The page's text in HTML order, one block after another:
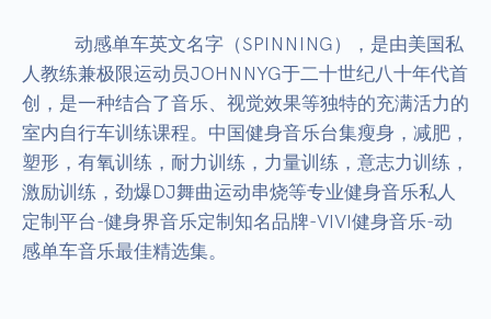
人教练兼极限运动员JOHNNYG于二十世纪八十年代首
创，是一种结合了音乐、视觉效果等独特的充满活力的
室内自行车训练课程。中国健身音乐台集瘦身，减肥，
塑形，有氧训练，耐力训练，力量训练，意志力训练，
激励训练，劲爆DJ舞曲运动串烧等专业健身音乐私人
定制平台-健身界音乐定制知名品牌-VIVI健身音乐-动
感单车音乐最佳精选集。